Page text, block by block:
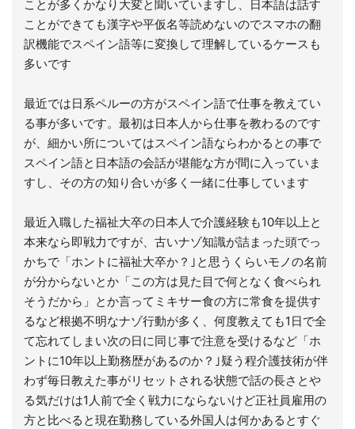
ことが多くかなり大変と聞いていますし、日本語は話す
ことができても漢字や平仮名等読めないのでスマホの翻
訳機能でスペイン語等に変換して理解しているケースも
多いです
最近では日系ペルーの方がスペイン語で仕事を教えてい
る事が多いです。最初は日本人から仕事を教わるのです
が、細かい所についてはスペイン語ならわかるとの事で
スペイン語と日本語の会話が堪能な方が間に入っていま
すし、その方の知り合いが多く一緒に仕事しています
最近入職した福祉大卒の日本人で介護経験も10年以上と
本来なら即戦力ですが、古いナゾ知識が詰まった頭でっ
かちで「ホントに福祉大卒か？｣と思うくらいモノの名前
が分からないとか「この方は見た目で何となく食べられ
そうだから」とか言ってミキサー食の方に常食を提供す
るなど根拠不明なナゾ行動が多く、何度教えても1日で全
て忘れてしまい次の日に同じ事で注意を受けるなど「ホ
ントに10年以上勤務歴があるのか？｣疑う程介護技術が伴
わず毎日教えた事がリセットされる状態で話の長さとや
る気だけは1人前で全く戦力にならないけど正社員雇用の
方と比べると現在勤務している外国人は何かあるとすぐ